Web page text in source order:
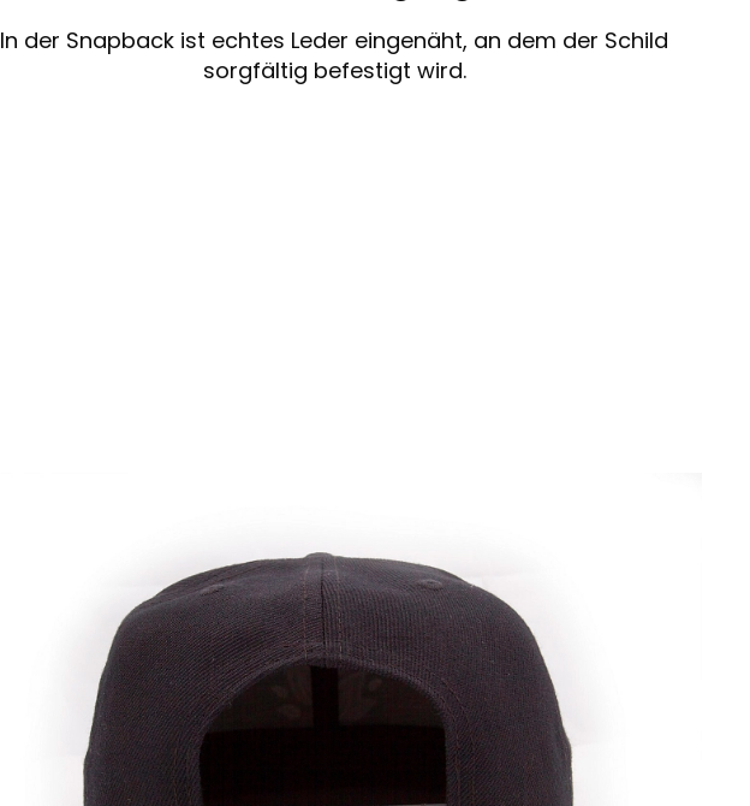
In der Snapback ist echtes Leder eingenäht, an dem der Schild
sorgfältig befestigt wird.